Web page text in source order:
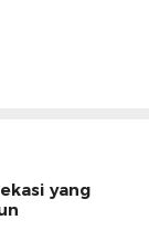
yang